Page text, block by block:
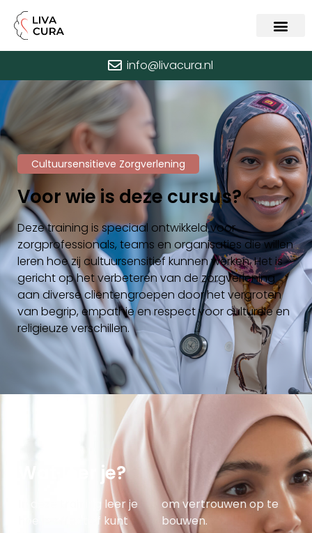
info@livacura.nl
Cultuursensitieve Zorgverlening
Voor wie is deze cursus?
Deze training is speciaal ontwikkeld voor
zorgprofessionals, teams en organisaties die willen
leren hoe zij cultuursensitief kunnen werken. Het is
gericht op het verbeteren van de zorgverlening
aan diverse cliëntengroepen door het vergroten
van begrip, empathie en respect voor culturele en
religieuze verschillen.
Wat leer je?
In deze training leer je
hoe je effectief kunt
om vertrouwen op te
bouwen.